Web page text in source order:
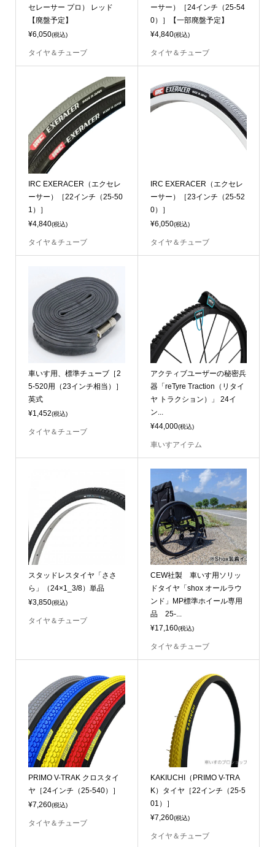
セレーサー プロ） レッド
【廃盤予定】
¥6,050(税込)
タイヤ＆チューブ
ーサー）［24インチ（25-54
0）］【一部廃盤予定】
¥4,840(税込)
タイヤ＆チューブ
IRC EXERACER（エクセレ
ーサー）［22インチ（25-50
1）］
¥4,840(税込)
タイヤ＆チューブ
IRC EXERACER（エクセレ
ーサー）［23インチ（25-52
0）］
¥6,050(税込)
タイヤ＆チューブ
車いす用、標準チューブ［2
5-520用（23インチ相当）］
英式
¥1,452(税込)
タイヤ＆チューブ
アクティブユーザーの秘密兵
器「reTyre Traction（リタイ
ヤ トラクション）」 24イ
ン...
¥44,000(税込)
車いすアイテム
スタッドレスタイヤ「ささ
ら」（24×1_3/8）単品
¥3,850(税込)
タイヤ＆チューブ
CEW社製 車いす用ソリッ
ドタイヤ「shox オールラウ
ンド」MP標準ホイール専用
品 25-...
¥17,160(税込)
タイヤ＆チューブ
PRIMO V-TRAK クロスタイ
ヤ［24インチ（25-540）］
¥7,260(税込)
タイヤ＆チューブ
KAKIUCHI（PRIMO V-TRA
K）タイヤ［22インチ（25-5
01）］
¥7,260(税込)
タイヤ＆チューブ